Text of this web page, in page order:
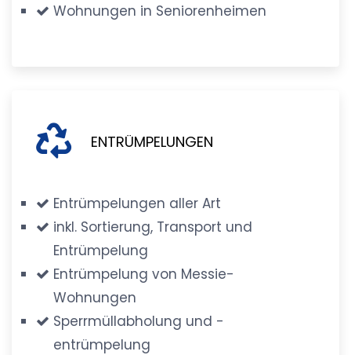
Wohnungen in Seniorenheimen
ENTRÜMPELUNGEN
Entrümpelungen aller Art
inkl. Sortierung, Transport und
Entrümpelung
Entrümpelung von Messie-
Wohnungen
Sperrmüllabholung und -
entrümpelung